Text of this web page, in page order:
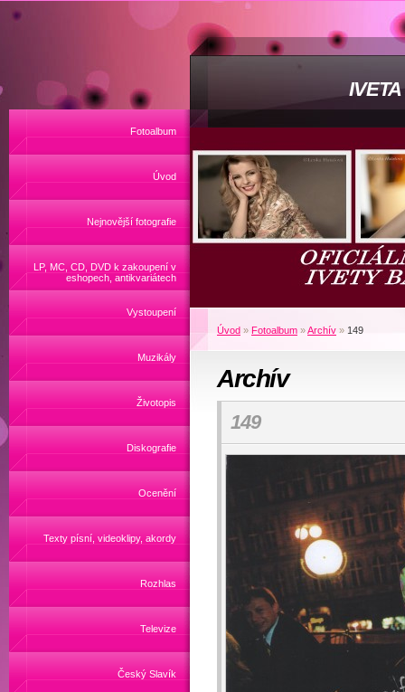
Fotoalbum
Úvod
Nejnovější fotografie
LP, MC, CD, DVD k zakoupení v
eshopech, antikvariátech
Vystoupení
Muzikály
Životopis
Diskografie
Ocenění
Texty písní, videoklipy, akordy
Rozhlas
Televize
Český Slavík
Úvod » Fotoalbum »Archív » 149
Archív
149